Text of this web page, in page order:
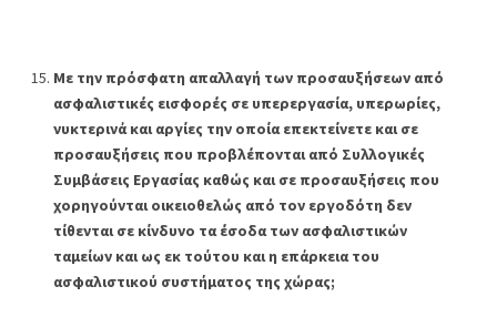
Με την πρόσφατη απαλλαγή των προσαυξήσεων από
ασφαλιστικές εισφορές σε υπερεργασία, υπερωρίες,
νυκτερινά και αργίες την οποία επεκτείνετε και σε
προσαυξήσεις που προβλέπονται από Συλλογικές
Συμβάσεις Εργασίας καθώς και σε προσαυξήσεις που
χορηγούνται οικειοθελώς από τον εργοδότη δεν
τίθενται σε κίνδυνο τα έσοδα των ασφαλιστικών
ταμείων και ως εκ τούτου και η επάρκεια του
ασφαλιστικού συστήματος της χώρας;